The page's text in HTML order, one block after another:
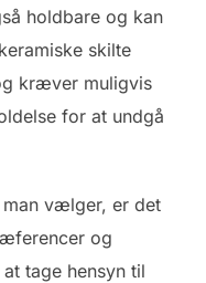
holdbare og kan
skilte
kræver muligvis
for at undgå
man vælger, er det
og
tage hensyn til